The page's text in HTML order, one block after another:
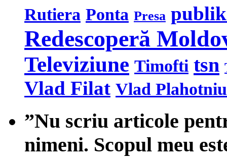
Rutiera Ponta Presa
Redescoperă
Televiziune Timofti tsn
Vlad Filat Vlad
”Nu scriu articole
nimeni. Scopul meu